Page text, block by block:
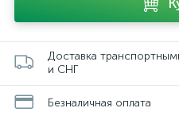
Доставка
и СНГ
Безналичная оплата